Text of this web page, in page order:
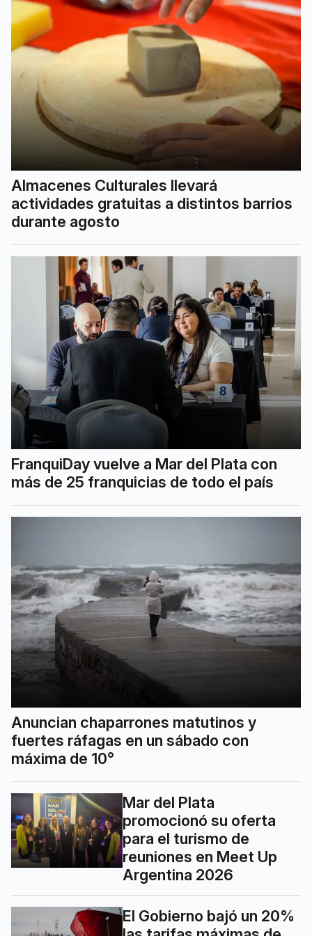
Almacenes Culturales llevará
actividades gratuitas a distintos barrios
durante agosto
FranquiDay vuelve a Mar del Plata con
más de 25 franquicias de todo el país
Anuncian chaparrones matutinos y
fuertes ráfagas en un sábado con
máxima de 10°
Mar del Plata
promocionó su oferta
para el turismo de
reuniones en Meet Up
Argentina 2026
El Gobierno bajó un 20%